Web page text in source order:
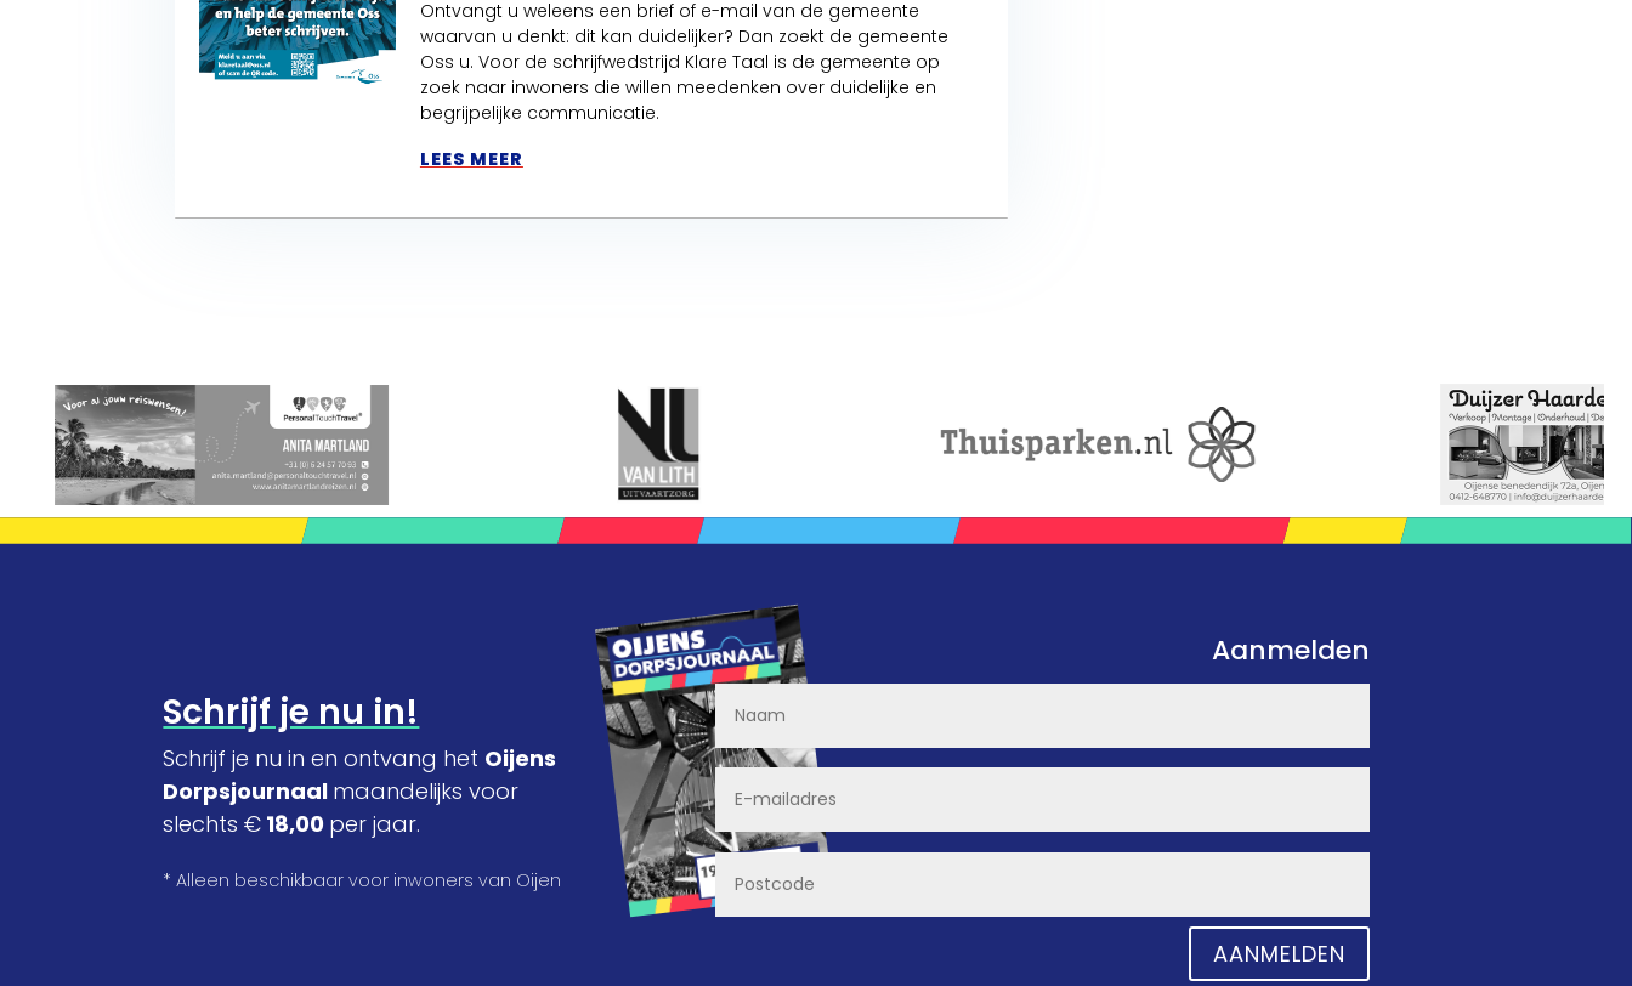
Ontvangt u weleens een brief of e-mail van de gemeente
waarvan u denkt: dit kan duidelijker? Dan zoekt de gemeente
Oss u. Voor de schrijfwedstrijd Klare Taal is de gemeente op
zoek naar inwoners die willen meedenken over duidelijke en
begrijpelijke communicatie.
LEES MEER
Schrijf je nu in!
Schrijf je nu in en ontvang het Oijens
Dorpsjournaal maandelijks voor
slechts € 18,00 per jaar.
* Alleen beschikbaar voor inwoners van Oijen
Aanmelden
AANMELDEN